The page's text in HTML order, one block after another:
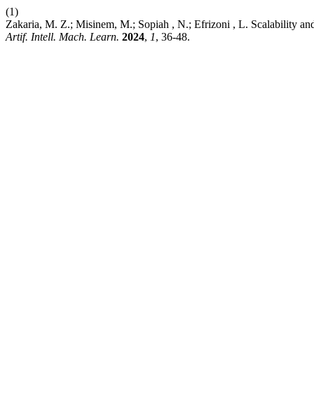
(1)
Zakaria, M. Z.; Misinem, M.; Sopiah , N.; Efrizoni , L. Scalability
Artif. Intell. Mach. Learn. 2024, 1, 36-48.